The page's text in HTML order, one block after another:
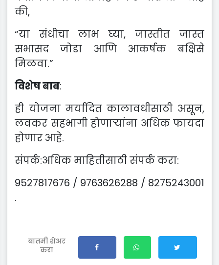
की,
“या संधीचा लाभ घ्या, जास्तीत जास्त
सभासद जोडा आणि आकर्षक बक्षिसे
मिळवा.”
विशेष बाब:
ही योजना मर्यादित कालावधीसाठी असून,
लवकर सहभागी होणाऱ्यांना अधिक फायदा
होणार आहे.
संपर्क:अधिक माहितीसाठी संपर्क करा:
9527817676 / 9763626288 / 8275243001
.
बातमी शेअर
करा